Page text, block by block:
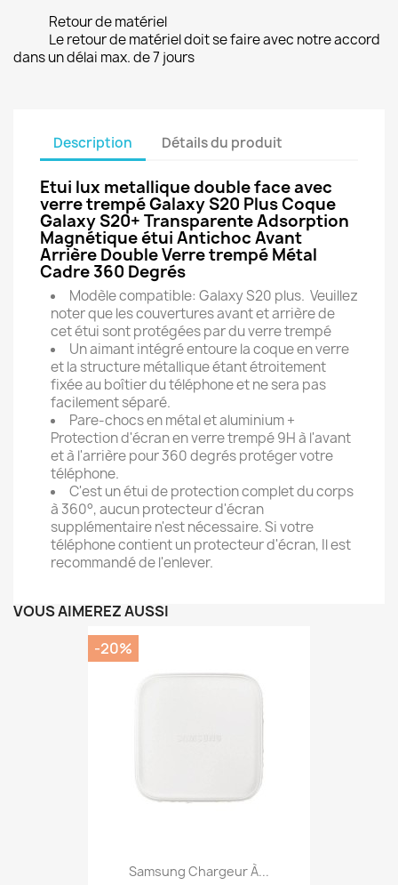
Retour de matériel
Le retour de matériel doit se faire avec notre accord
dans un délai max. de 7 jours
Description Détails du produit
Etui lux metallique double face avec
verre trempé Galaxy S20 Plus Coque
Galaxy S20+ Transparente Adsorption
Magnétique étui Antichoc Avant
Arrière Double Verre trempé Métal
Cadre 360 Degrés
Modèle compatible: Galaxy S20 plus. Veuillez
noter que les couvertures avant et arrière de
cet étui sont protégées par du verre trempé
Un aimant intégré entoure la coque en verre
et la structure métallique étant étroitement
fixée au boîtier du téléphone et ne sera pas
facilement séparé.
Pare-chocs en métal et aluminium +
Protection d'écran en verre trempé 9H à l'avant
et à l'arrière pour 360 degrés protéger votre
téléphone.
C'est un étui de protection complet du corps
à 360°, aucun protecteur d'écran
supplémentaire n'est nécessaire. Si votre
téléphone contient un protecteur d'écran, Il est
recommandé de l'enlever.
VOUS AIMEREZ AUSSI
Samsung Chargeur À...
-20%